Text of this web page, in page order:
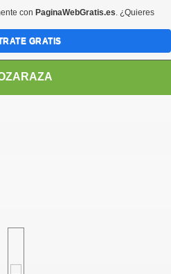
con PaginaWebGratis.es. ¿Quieres
GRATIS